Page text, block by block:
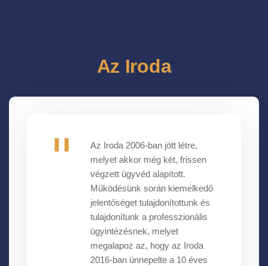
Az Iroda
Az Iroda 2006-ban jött létre,
melyet akkor még két, frissen
végzett ügyvéd alapított.
Működésünk során kiemelkedő
jelentőséget tulajdonítottunk és
tulajdonítunk a professzionális
ügyintézésnek, melyet
megalapoz az, hogy az Iroda
2016-ban ünnepelte a 10 éves